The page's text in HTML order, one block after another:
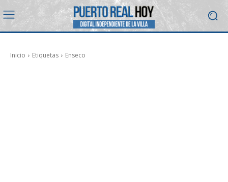
Inicio Etiquetas Enseco